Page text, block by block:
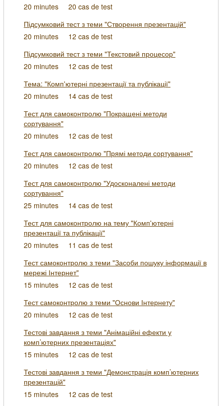
20 minutes
20 cas de test
Підсумковий тест з теми "Створення презентацій"
20 minutes
12 cas de test
Підсумковий тест з теми "Текстовий процесор"
20 minutes
12 cas de test
Тема: "Комп'ютерні презентації та публікації"
20 minutes
14 cas de test
Тест для самоконтролю "Покращені методи
сортування"
20 minutes
12 cas de test
Тест для самоконтролю "Прямі методи сортування"
20 minutes
12 cas de test
Тест для самоконтролю "Удосконалені методи
сортування"
25 minutes
14 cas de test
Тест для самоконтролю на тему "Комп'ютерні
презентації та публікації"
20 minutes
11 cas de test
Тест самоконтролю з теми "Засоби пошуку інформації в
мережі Інтернет"
15 minutes
12 cas de test
Тест самоконтролю з теми "Основи Інтернету"
20 minutes
12 cas de test
Тестові завдання з теми "Анімаційні ефекти у
комп’ютерних презентаціях"
15 minutes
12 cas de test
Тестові завдання з теми "Демонстрація комп’ютерних
презентацій"
15 minutes
12 cas de test